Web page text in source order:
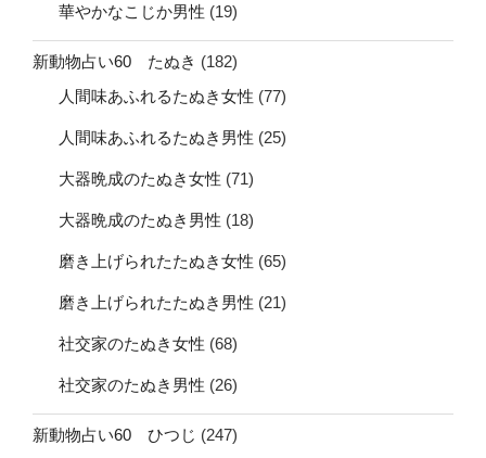
華やかなこじか男性 (19)
新動物占い60 たぬき (182)
人間味あふれるたぬき女性 (77)
人間味あふれるたぬき男性 (25)
大器晩成のたぬき女性 (71)
大器晩成のたぬき男性 (18)
磨き上げられたたぬき女性 (65)
磨き上げられたたぬき男性 (21)
社交家のたぬき女性 (68)
社交家のたぬき男性 (26)
新動物占い60 ひつじ (247)